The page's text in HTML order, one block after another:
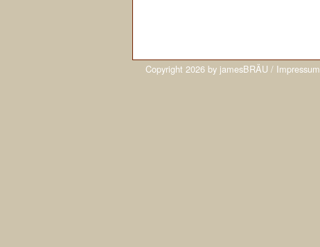
Copyright 2026by jamesBRÄU / Impressum